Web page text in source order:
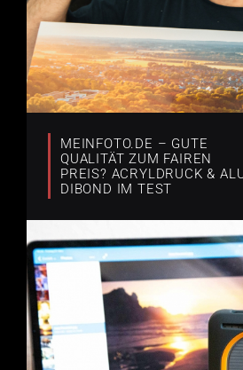
MEINFOTO.DE – GUTE
QUALITÄT ZUM FAIREN
PREIS? ACRYLDRUCK &
DIBOND IM TEST